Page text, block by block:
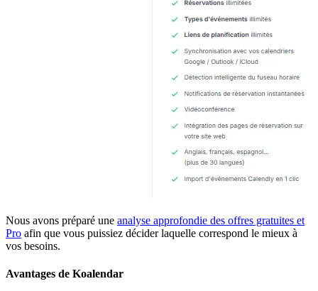
Nous avons préparé une analyse approfondie des offres gratuites et
Pro afin que vous puissiez décider laquelle correspond le mieux à
vos besoins.
Avantages de Koalendar